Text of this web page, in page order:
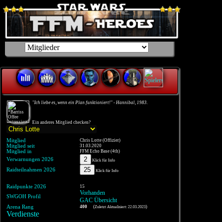
"Ich liebe es, wenn ein Plan funktioniert!" - Hannibal, 1983.
Ein anderes Mitglied checken?
Mitglied Chris Lotte (Offizier)
Mitglied seit 31.03.2020
Mitglied in FFM Echo Base (4th)
Verwarnungen 2026 2 Klick für Info
Raidteilnahmen 2026 25 Klick für Info
Raidpunkte 2026 15
SWGOH Profil
Vorhanden
GAC Übersicht
Arena Rang 400 (Zuletzt Aktualisiert: 22.03.2023)
Verdienste